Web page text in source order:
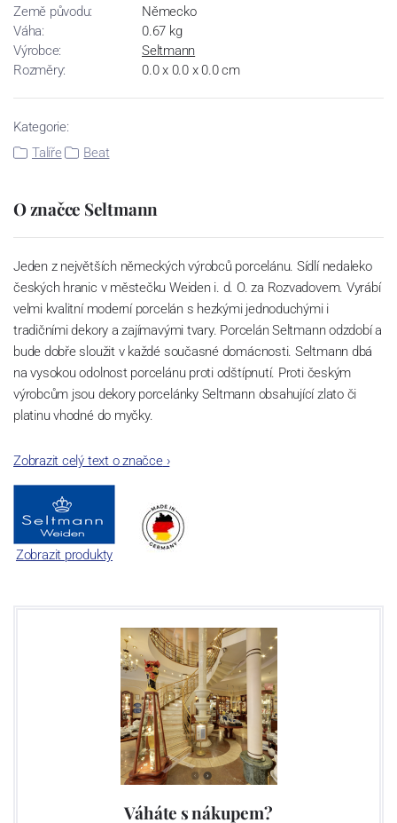
Země původu:
Německo
Váha:
0.67 kg
Výrobce:
Seltmann
Rozměry:
0.0 x 0.0 x 0.0 cm
Kategorie:
Talíře
Beat
O značce Seltmann
Jeden z největších německých výrobců porcelánu. Sídlí nedaleko
českých hranic v městečku Weiden i. d. O. za Rozvadovem. Vyrábí
velmi kvalitní moderní porcelán s hezkými jednoduchými i
tradičními dekory a zajímavými tvary. Porcelán Seltmann odzdobí a
bude dobře sloužit v každé současné domácnosti. Seltmann dbá
na vysokou odolnost porcelánu proti odštípnutí. Proti českým
výrobcům jsou dekory porcelánky Seltmann obsahující zlato či
platinu vhodné do myčky.
Zobrazit celý text o značce›
Zobrazit produkty
Váháte s nákupem?